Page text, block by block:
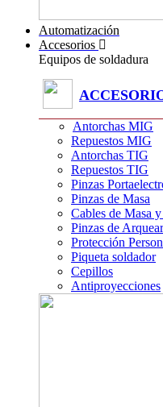
Automatización
Accesorios
Equipos de soldadura
Antorchas MIG
Repuestos MIG
Antorchas TIG
Repuestos TIG
Pinzas
Pinzas de Masa
Cables de Masa
Pinzas de
Protección
Piqueta soldador
Cepillos
Antiproyecciones